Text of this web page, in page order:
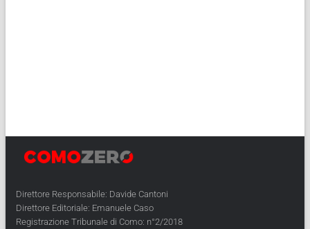
Direttore Responsabile: Davide Cantoni
Direttore Editoriale: Emanuele Caso
Registrazione Tribunale di Como: n°2/2018